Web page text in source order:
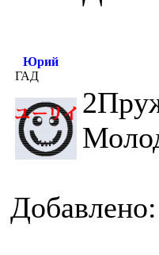
Юрий
ГАД